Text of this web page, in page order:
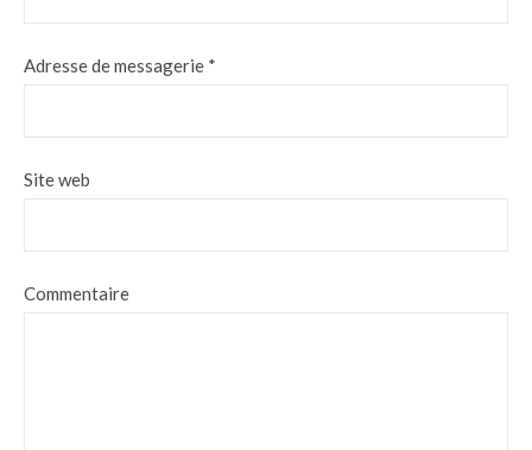
Adresse de messagerie *
Site web
Commentaire